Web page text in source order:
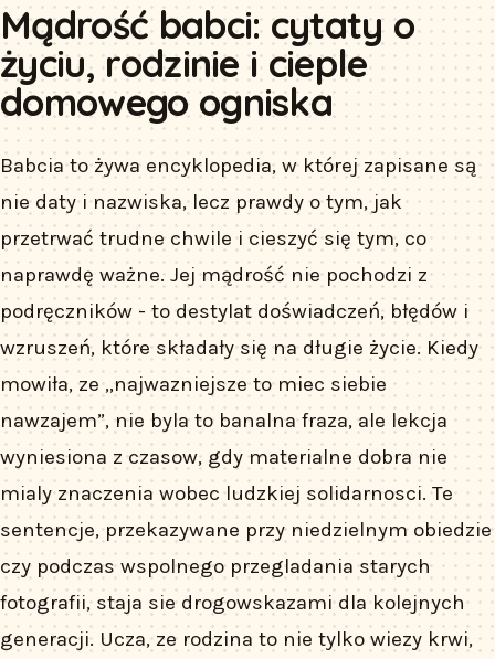
Mądrość babci: cytaty o
życiu, rodzinie i cieple
domowego ogniska
Babcia to żywa encyklopedia, w której zapisane są
nie daty i nazwiska, lecz prawdy o tym, jak
przetrwać trudne chwile i cieszyć się tym, co
naprawdę ważne. Jej mądrość nie pochodzi z
podręczników - to destylat doświadczeń, błędów i
wzruszeń, które składały się na długie życie. Kiedy
mowiła, ze „najwazniejsze to miec siebie
nawzajem”, nie byla to banalna fraza, ale lekcja
wyniesiona z czasow, gdy materialne dobra nie
mialy znaczenia wobec ludzkiej solidarnosci. Te
sentencje, przekazywane przy niedzielnym obiedzie
czy podczas wspolnego przegladania starych
fotografii, staja sie drogowskazami dla kolejnych
generacji. Ucza, ze rodzina to nie tylko wiezy krwi,